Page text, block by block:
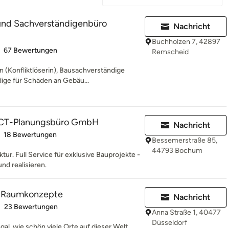
Sachverständigenbüro
4.9 von 5 Sternen
67 Bewertungen
(Konfliktlöserin), Bausachverständige
für Schäden an Gebäu...
Nachricht
Buchholzen 7, 42897
Remscheid
Planungsbüro GmbH
5 von 5 Sternen
18 Bewertungen
Full Service für exklusive Bauprojekte -
realisieren.
Nachricht
Bessemerstraße 85,
44793 Bochum
4.8 von 5 Sternen
23 Bewertungen
Nachricht
Anna Straße 1, 40477
Düsseldorf